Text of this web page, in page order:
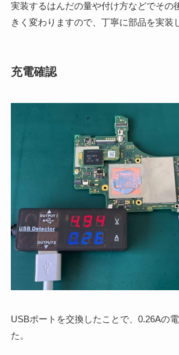
実装するはんだの量や付け方などでその
きく変わりますので、丁寧に部品を実装
充電確認
USBポートを交換したことで、0.26Aの
た。